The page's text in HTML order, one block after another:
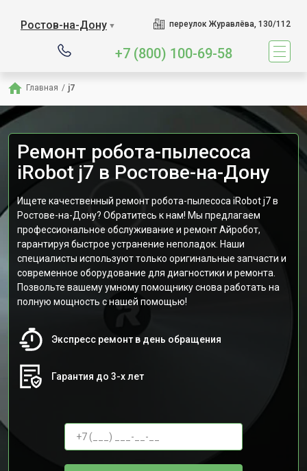
Ростов-на-Дону ▼ переулок Журавлёва, 130/112
+7 (800) 100-69-58
Главная / j7
Ремонт робота-пылесоса
iRobot j7 в Ростове-на-Дону
Ищете качественный ремонт робота-пылесоса iRobot j7 в
Ростове-на-Дону? Обратитесь к нам! Мы предлагаем
профессиональное обслуживание и ремонт Айробот,
гарантируя быстрое устранение неполадок. Наши
специалисты используют только оригинальные запчасти и
современное оборудование для диагностики и ремонта.
Позвольте вашему умному помощнику снова работать на
полную мощность с нашей помощью!
Экспресс ремонт в день обращения
Гарантия до 3-х лет